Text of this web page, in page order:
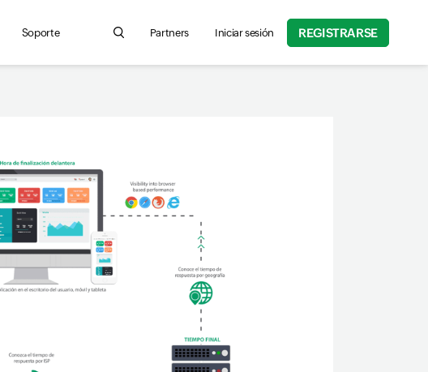
Soporte Search for product information, help articles, and
Partners Iniciar sesión REGISTRARSE